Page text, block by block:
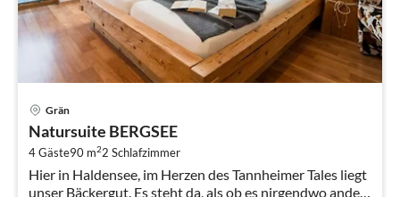
Grän
Natursuite BERGSEE
4 Gäste90 m22 Schlafzimmer
Hier in Haldensee, im Herzen des Tannheimer Tales liegt
unser Bäckergut. Es steht da, als ob es nirgendwo anders